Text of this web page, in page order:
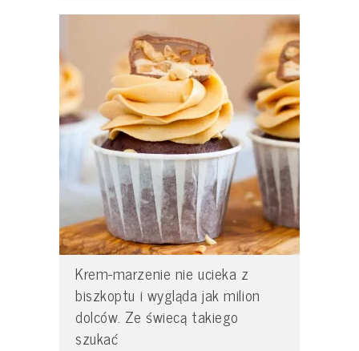
Krem-marzenie nie ucieka z
biszkoptu i wygląda jak milion
dolców. Ze świecą takiego
szukać